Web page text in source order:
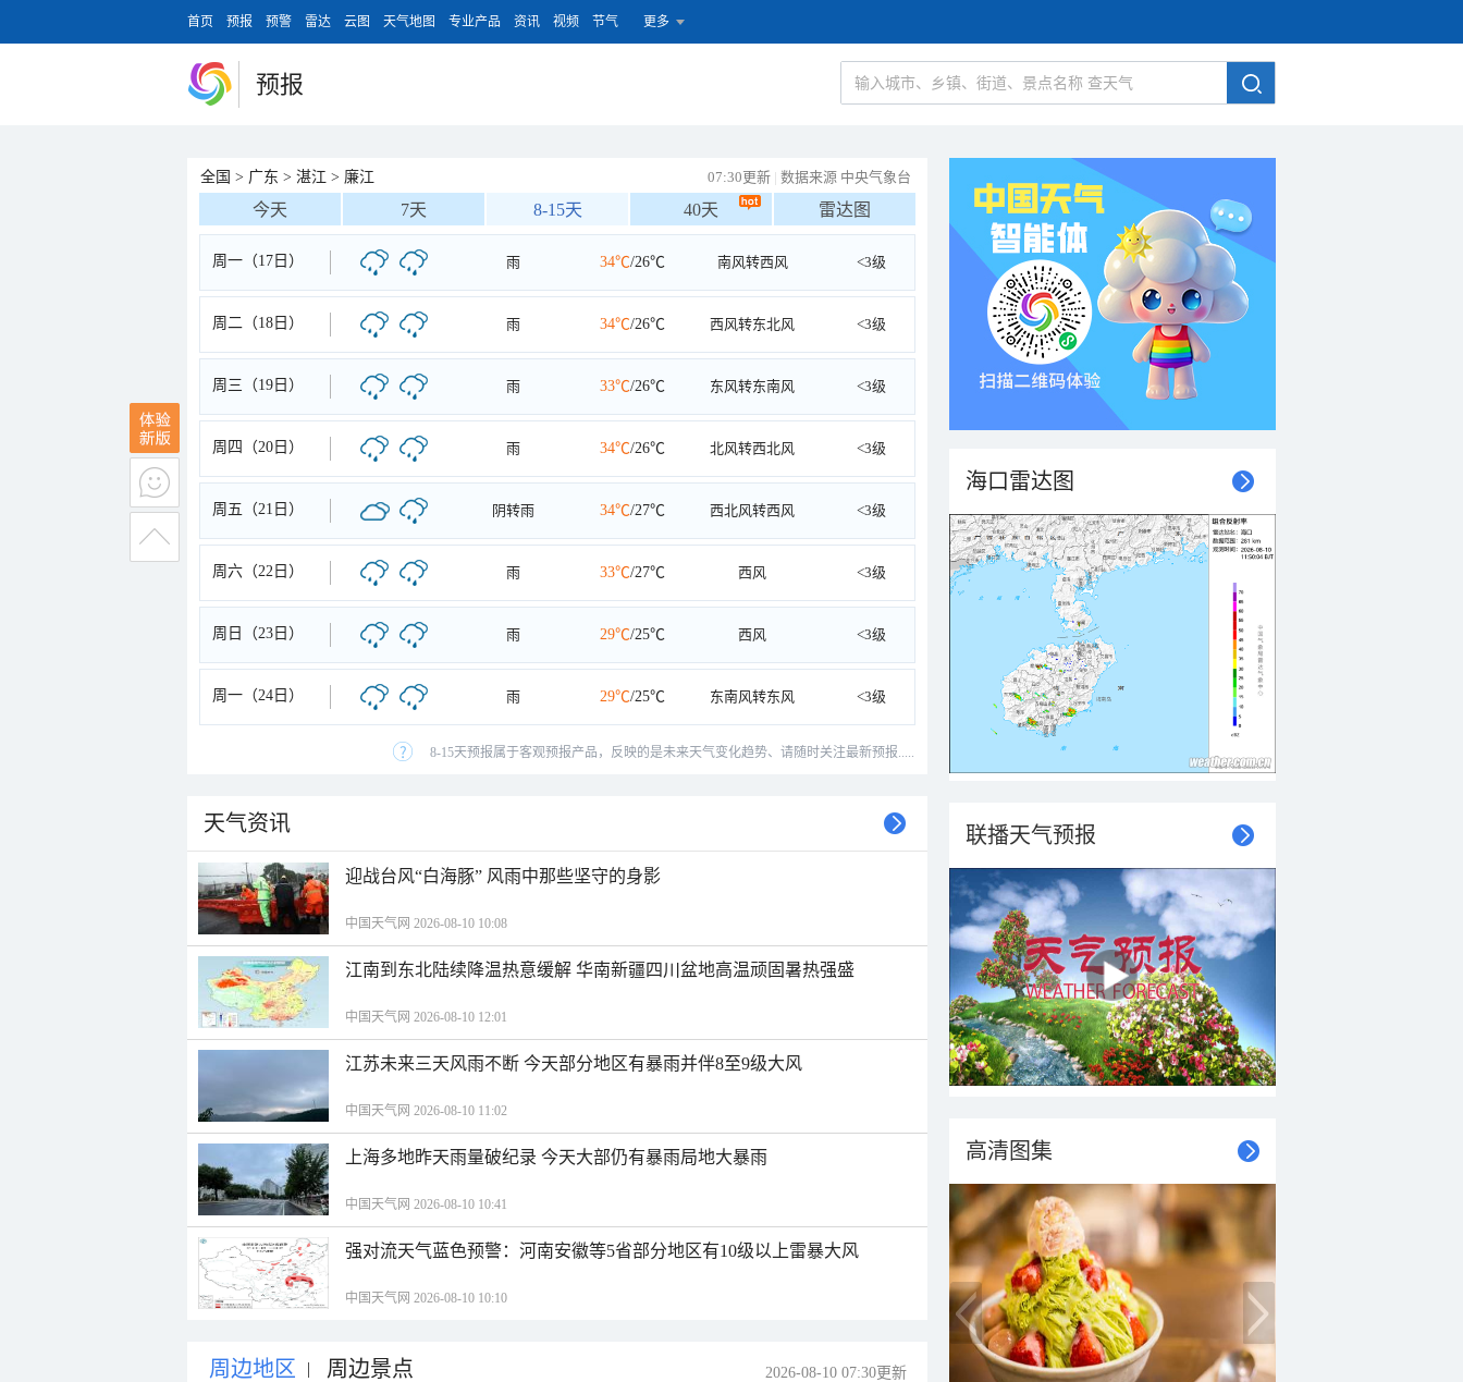
首页 预报 预警 雷达 云图 天气地图 专业产品 资讯 视频 节气 更多
预报
全国 > 广东 > 湛江 > 廉江 07:30更新 | 数据来源 中央气象台
今天 7天 8-15天 40天 雷达图
周一（17日） 雨 34℃/26℃ 南风转西风 <3级
周二（18日） 雨 34℃/26℃ 西风转东北风 <3级
周三（19日） 雨 33℃/26℃ 东风转东南风 <3级
周四（20日） 雨 34℃/26℃ 北风转西北风 <3级
周五（21日） 阴转雨 34℃/27℃ 西北风转西风 <3级
周六（22日） 雨 33℃/27℃ 西风 <3级
周日（23日） 雨 29℃/25℃ 西风 <3级
周一（24日） 雨 29℃/25℃ 东南风转东风 <3级
8-15天预报属于客观预报产品，反映的是未来天气变化趋势、请随时关注最新预报.....
天气资讯
迎战台风“白海豚” 风雨中那些坚守的身影
中国天气网 2026-08-10 10:08
江南到东北陆续降温热意缓解 华南新疆四川盆地高温顽固暑热强盛
中国天气网 2026-08-10 12:01
江苏未来三天风雨不断 今天部分地区有暴雨并伴8至9级大风
中国天气网 2026-08-10 11:02
上海多地昨天雨量破纪录 今天大部仍有暴雨局地大暴雨
中国天气网 2026-08-10 10:41
强对流天气蓝色预警：河南安徽等5省部分地区有10级以上雷暴大风
中国天气网 2026-08-10 10:10
周边地区 | 周边景点 2026-08-10 07:30更新
海口雷达图
联播天气预报
高清图集